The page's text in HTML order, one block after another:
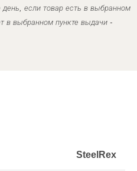
если товар есть в выбранном
в выбранном пункте выдачи -
SteelRex